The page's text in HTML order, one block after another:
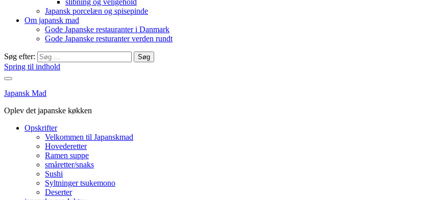
slibning og veligehold
Japansk porcelæn og spisepinde
Om japansk mad
Gode Japanske restauranter i Danmark
Gode Japanske resturanter verden rundt
Søg efter:
Spring til indhold
Japansk Mad
Oplev det japanske køkken
Opskrifter
Velkommen til Japanskmad
Hovederetter
Ramen suppe
småretter/snaks
Sushi
Syltninger tsukemono
Deserter